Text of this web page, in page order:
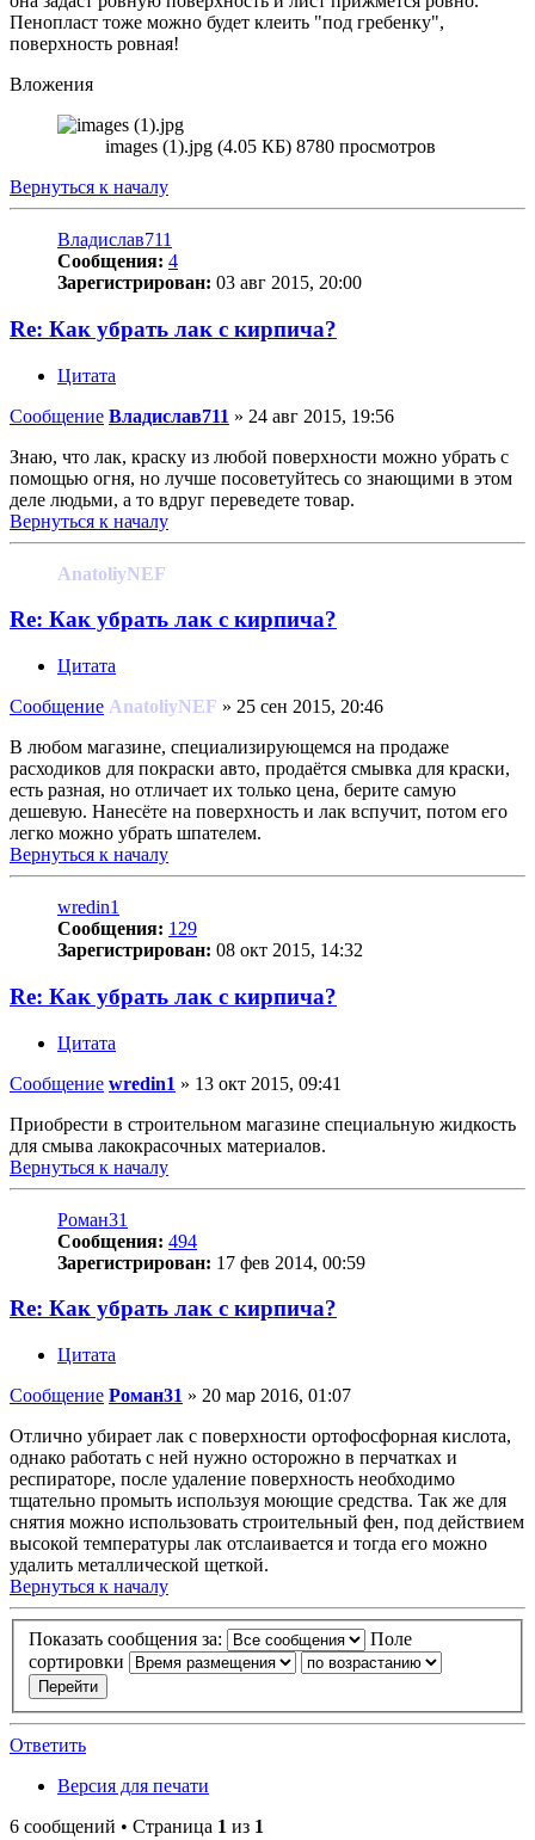
Пенопласт тоже можно будет клеить "под гребенку",
поверхность ровная!
Вложения
images (1).jpg (4.05 КБ) 8780 просмотров
Вернуться к началу
Владислав711
Сообщения: 4
Зарегистрирован: 03 авг 2015, 20:00
Re: Как убрать лак с кирпича?
Цитата
Сообщение Владислав711 » 24 авг 2015, 19:56
Знаю, что лак, краску из любой поверхности можно убрать с
помощью огня, но лучше посоветуйтесь со знающими в этом
деле людьми, а то вдруг переведете товар.
Вернуться к началу
AnatoliyNEF
Re: Как убрать лак с кирпича?
Цитата
Сообщение AnatoliyNEF » 25 сен 2015, 20:46
В любом магазине, специализирующемся на продаже
расходиков для покраски авто, продаётся смывка для краски,
есть разная, но отличает их только цена, берите самую
дешевую. Нанесёте на поверхность и лак вспучит, потом его
легко можно убрать шпателем.
Вернуться к началу
wredin1
Сообщения: 129
Зарегистрирован: 08 окт 2015, 14:32
Re: Как убрать лак с кирпича?
Цитата
Сообщение wredin1 » 13 окт 2015, 09:41
Приобрести в строительном магазине специальную жидкость
для смыва лакокрасочных материалов.
Вернуться к началу
Роман31
Сообщения: 494
Зарегистрирован: 17 фев 2014, 00:59
Re: Как убрать лак с кирпича?
Цитата
Сообщение Роман31 » 20 мар 2016, 01:07
Отлично убирает лак с поверхности ортофосфорная кислота,
однако работать с ней нужно осторожно в перчатках и
респираторе, после удаление поверхность необходимо
тщательно промыть используя моющие средства. Так же для
снятия можно использовать строительный фен, под действием
высокой температуры лак отслаивается и тогда его можно
удалить металлической щеткой.
Вернуться к началу
Показать сообщения за:
Поле
сортировки
Ответить
Версия для печати
6 сообщений • Страница 1 из 1